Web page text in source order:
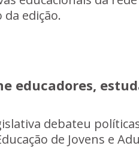
edição.
educadores,
debateu
de Jovens e